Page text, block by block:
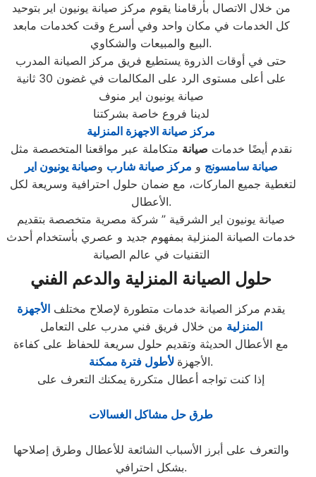
من خلال الاتصال بأرقامنا يقوم مركز صيانة يونيون اير بتوحيد
كل الخدمات في مكان واحد وفي أسرع وقت كخدمات مابعد
البيع والمبيعات والشكاوي.
حتى في أوقات الذروة يستطيع فريق مركز الصيانة المدرب
على أعلى مستوى الرد على المكالمات في غضون 30 ثانية
صيانة يونيون اير منوف
لدينا فروع خاصة بشركتنا
مركز صيانة الاجهزة المنزلية
نقدم أيضًا خدمات صيانة متكاملة عبر مواقعنا المتخصصة مثل
صيانة سامسونج و مركز صيانة شارب وصيانة يونيون اير
الأعطال.
صيانة يونيون اير الشرقية ” شركة مصرية متخصصة بتقديم
خدمات الصيانة المنزلية بمفهوم جديد و عصري بأستخدام أحدث
التقنيات في عالم الصيانة
حلول الصيانة المنزلية والدعم الفني
يقدم مركز الصيانة خدمات متطورة لإصلاح مختلف الأجهزة
المنزلية من خلال فريق فني مدرب على التعامل
مع الأعطال الحديثة وتقديم حلول سريعة للحفاظ على كفاءة
الأجهزة لأطول فترة ممكنة
.
إذا كنت تواجه أعطال متكررة يمكنك التعرف على
طرق حل مشاكل الغسالات
والتعرف على أبرز الأسباب الشائعة للأعطال وطرق إصلاحها
بشكل احترافي.